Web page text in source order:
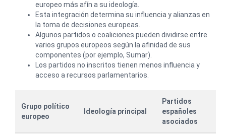
europeo más afín a su ideología.
Esta integración determina su influencia y alianzas en
la toma de decisiones europeas.
Algunos partidos o coaliciones pueden dividirse entre
varios grupos europeos según la afinidad de sus
componentes (por ejemplo, Sumar).
Los partidos no inscritos tienen menos influencia y
acceso a recursos parlamentarios.
Grupo político
europeo
Ideología principal
Partidos
españoles
asociados